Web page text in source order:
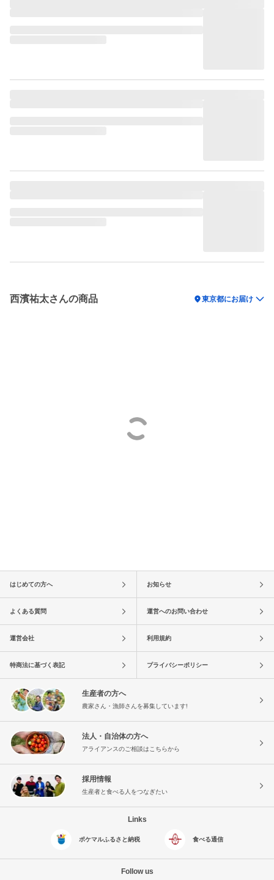
西濱祐太さんの商品 location_on東京都にお届け
はじめての方へ お知らせ
よくある質問 運営へのお問い合わせ
運営会社 利用規約
特商法に基づく表記 プライバシーポリシー
生産者の方へ
農家さん・漁師さんを募集しています!
法人・自治体の方へ
アライアンスのご相談はこちらから
採用情報
生産者と食べる人をつなぎたい
Links
ポケマルふるさと納税 食べる通信
Follow us